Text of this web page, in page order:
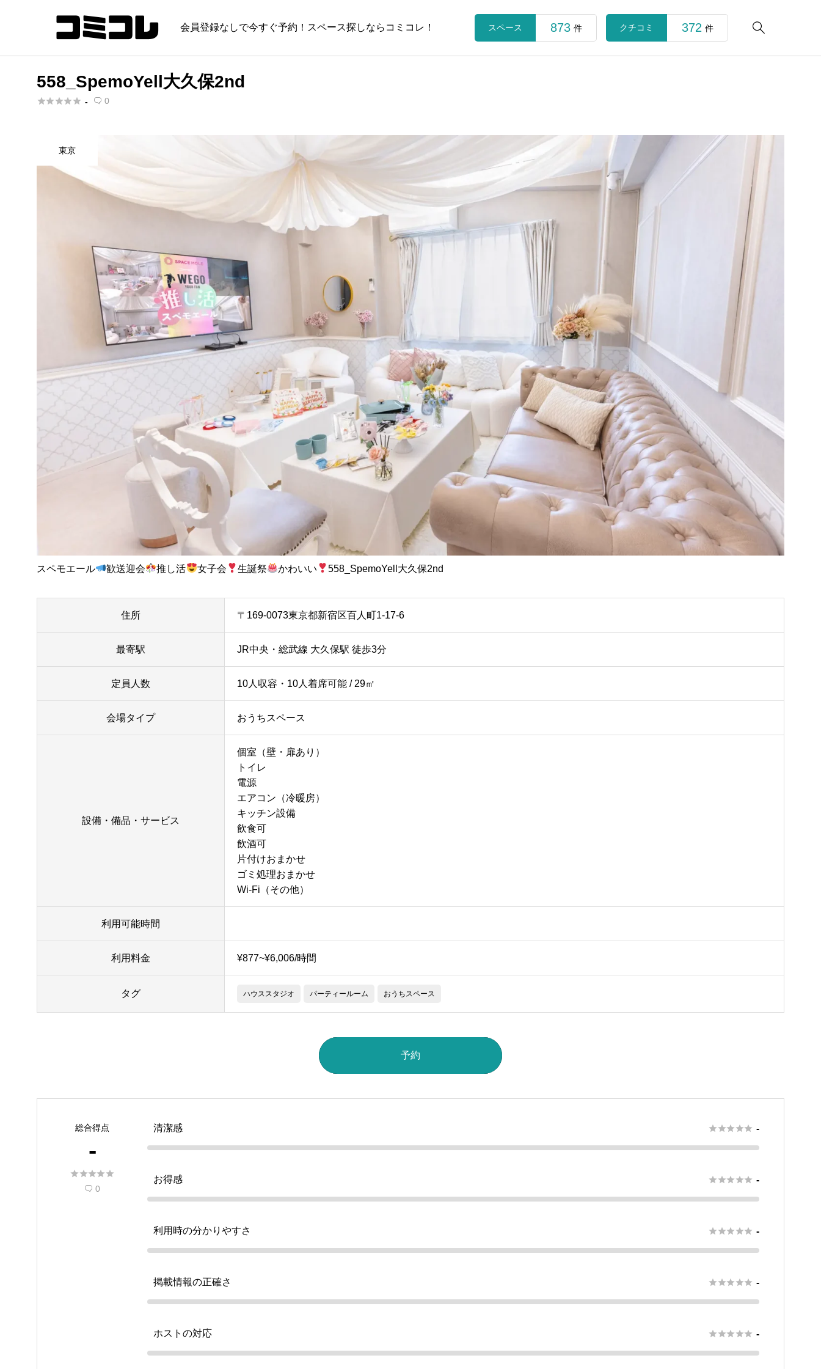
会員登録なしで今すぐ予約！スペース探しならコミコレ！ 
スペース 873 件 クチコミ 372 件
558_SpemoYell大久保2nd
 -  0
東京
スペモエール 歓送迎会 推し活 女子会 生誕祭 かわいい 558_SpemoYell大久保2nd
住所 〒169-0073東京都新宿区百人町1-17-6
最寄駅 JR中央・総武線 大久保駅 徒歩3分
定員人数 10人収容・10人着席可能 / 29㎡
会場タイプ おうちスペース
設備・備品・サービス
個室（壁・扉あり）
トイレ
電源
エアコン（冷暖房）
キッチン設備
飲食可
飲酒可
片付けおまかせ
ゴミ処理おまかせ
Wi-Fi（その他）
利用可能時間
利用料金 ¥877~¥6,006/時間
タグ ハウススタジオ パーティールーム おうちスペース
予約
総合得点
-

 0
清潔感  -
お得感  -
利用時の分かりやすさ  -
掲載情報の正確さ  -
ホストの対応  -